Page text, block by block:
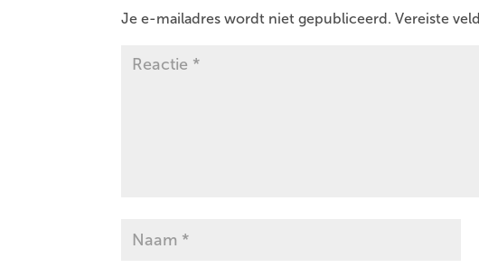
Je e-mailadres wordt niet gepubliceerd. Vereiste